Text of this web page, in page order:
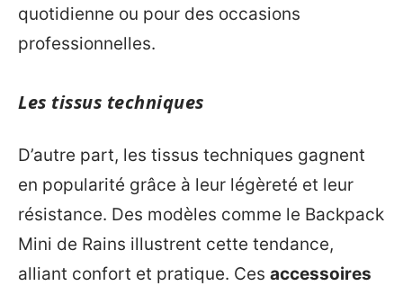
quotidienne ou pour des occasions
professionnelles.
Les tissus techniques
D’autre part, les tissus techniques gagnent
en popularité grâce à leur légèreté et leur
résistance. Des modèles comme le Backpack
Mini de Rains illustrent cette tendance,
alliant confort et pratique. Ces accessoires